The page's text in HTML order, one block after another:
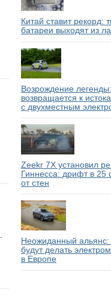
Китай ставит рекорд:
батареи выходят из
Возрождение
возвращается к
с двухместным
Zeekr 7X установил
Гиннесса: дрифт в 25
от стен
Неожиданный
будут делать
в Европе